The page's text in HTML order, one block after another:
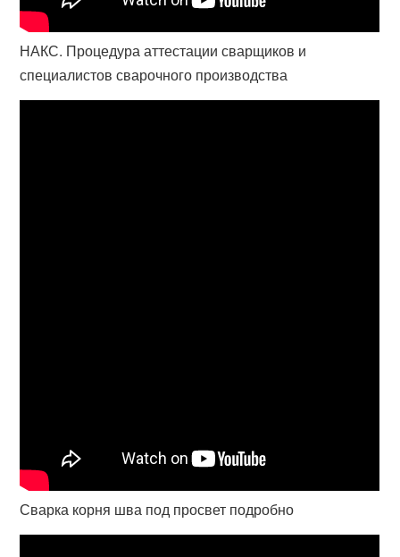
НАКС. Процедура аттестации сварщиков и
специалистов сварочного производства
Сварка корня шва под просвет подробно